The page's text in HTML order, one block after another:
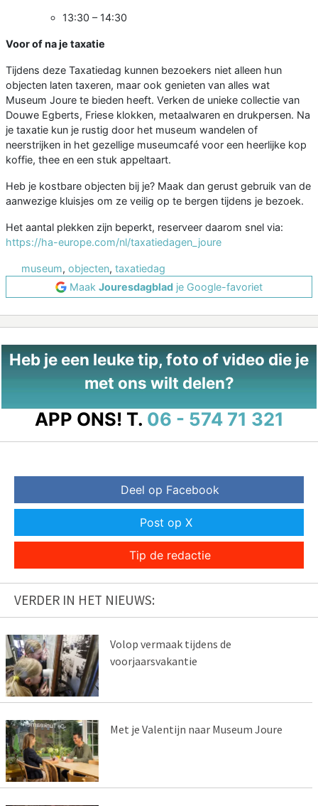
13:30 – 14:30
Voor of na je taxatie
Tijdens deze Taxatiedag kunnen bezoekers niet alleen hun
objecten laten taxeren, maar ook genieten van alles wat
Museum Joure te bieden heeft. Verken de unieke collectie van
Douwe Egberts, Friese klokken, metaalwaren en drukpersen. Na
je taxatie kun je rustig door het museum wandelen of
neerstrijken in het gezellige museumcafé voor een heerlijke kop
koffie, thee en een stuk appeltaart.
Heb je kostbare objecten bij je? Maak dan gerust gebruik van de
aanwezige kluisjes om ze veilig op te bergen tijdens je bezoek.
Het aantal plekken zijn beperkt, reserveer daarom snel via:
https://ha-europe.com/nl/taxatiedagen_joure
museum, objecten, taxatiedag
Maak Jouresdagblad je Google-favoriet
Heb je een leuke tip, foto of video die je
met ons wilt delen?
APP ONS! T. 06 - 574 71 321
Deel op Facebook
Post op X
Tip de redactie
VERDER IN HET NIEUWS:
Volop vermaak tijdens de
voorjaarsvakantie
Met je Valentijn naar Museum Joure